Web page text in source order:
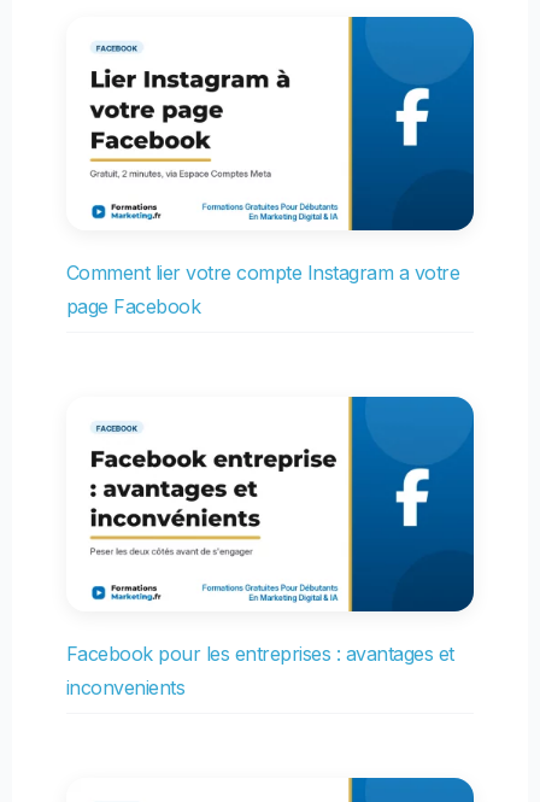
Comment lier votre compte Instagram a votre
page Facebook
Facebook pour les entreprises : avantages et
inconvenients